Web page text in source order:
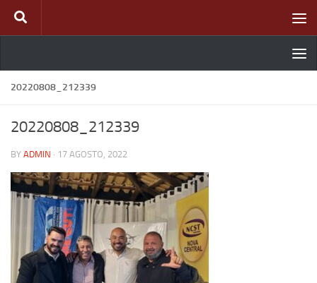
Skip to content
20220808_212339
20220808_212339
BY ADMIN · 17 AGOSTO, 2022